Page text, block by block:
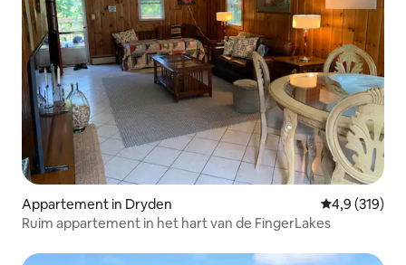
Appartement in Dryden Gemiddelde
4,9 (319)
Ruim appartement in het hart van de FingerLakes